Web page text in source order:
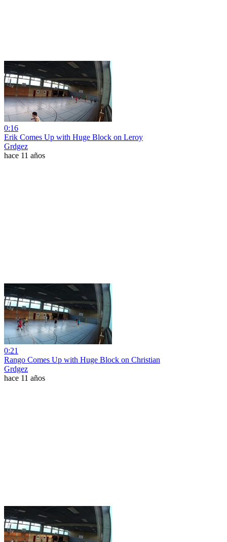
0:16
Erik Comes Up with Huge Block on Leroy
Grdgez
hace 11 años
0:21
Rango Comes Up with Huge Block on Christian
Grdgez
hace 11 años